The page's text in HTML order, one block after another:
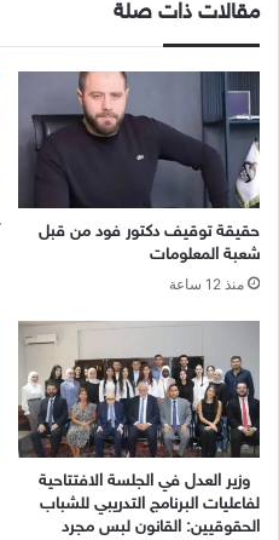
مقالات ذات صلة
حقيقة توقيف دكتور فود من قبل
شعبة المعلومات
منذ 12 ساعة
وزير العدل في الجلسة الافتتاحية
لفاعليات البرنامج التدريبي للشباب
الحقوقيين: القانون لبس مجرد